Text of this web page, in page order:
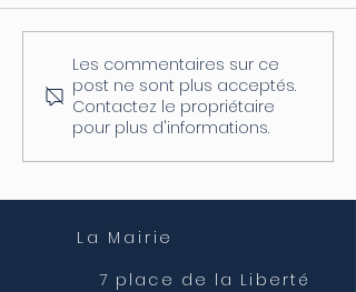
Coupure d'électricité le
04/08
Les commentaires sur ce
post ne sont plus acceptés.
Contactez le propriétaire
pour plus d'informations.
La Mairie
7 place de la Liberté